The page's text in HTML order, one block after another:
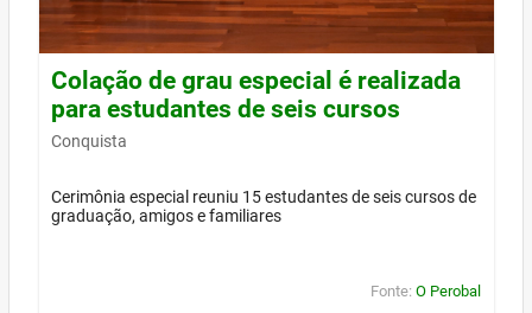
Colação de grau especial é realizada
para estudantes de seis cursos
Conquista
Cerimônia especial reuniu 15 estudantes de seis cursos de
graduação, amigos e familiares
Fonte: O Perobal